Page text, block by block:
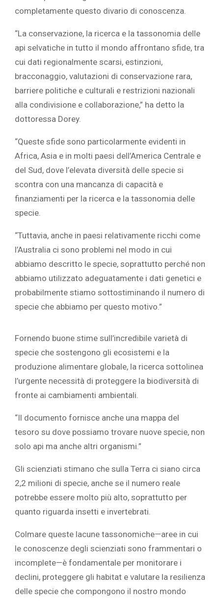
completamente questo divario di conoscenza.
“La conservazione, la ricerca e la tassonomia delle
api selvatiche in tutto il mondo affrontano sfide, tra
cui dati regionalmente scarsi, estinzioni,
bracconaggio, valutazioni di conservazione rara,
barriere politiche e culturali e restrizioni nazionali
alla condivisione e collaborazione,” ha detto la
dottoressa Dorey.
“Queste sfide sono particolarmente evidenti in
Africa, Asia e in molti paesi dell’America Centrale e
del Sud, dove l’elevata diversità delle specie si
scontra con una mancanza di capacità e
finanziamenti per la ricerca e la tassonomia delle
specie.
“Tuttavia, anche in paesi relativamente ricchi come
l’Australia ci sono problemi nel modo in cui
abbiamo descritto le specie, soprattutto perché non
abbiamo utilizzato adeguatamente i dati genetici e
probabilmente stiamo sottostiminando il numero di
specie che abbiamo per questo motivo.”
Fornendo buone stime sull’incredibile varietà di
specie che sostengono gli ecosistemi e la
produzione alimentare globale, la ricerca sottolinea
l’urgente necessità di proteggere la biodiversità di
fronte ai cambiamenti ambientali.
“Il documento fornisce anche una mappa del
tesoro su dove possiamo trovare nuove specie, non
solo api ma anche altri organismi.”
Gli scienziati stimano che sulla Terra ci siano circa
2,2 milioni di specie, anche se il numero reale
potrebbe essere molto più alto, soprattutto per
quanto riguarda insetti e invertebrati.
Colmare queste lacune tassonomiche—aree in cui
le conoscenze degli scienziati sono frammentari o
incomplete—è fondamentale per monitorare i
declini, proteggere gli habitat e valutare la resilienza
delle specie che compongono il nostro mondo